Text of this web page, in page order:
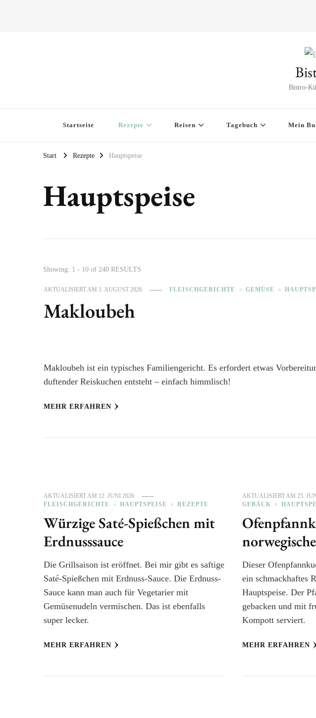
Bistro-
Startseite Rezepte Reisen Tagebuch Mein
Start Rezepte Hauptspeise
Hauptspeise
Showing: 1 - 10 of 240 RESULTS
AKTUALISIERT AM 1. AUGUST 2026 FLEISCHGERICHTE GEMÜSE
Makloubeh
Makloubeh ist ein typisches Familiengericht. Es erfordert etwas
duftender Reiskuchen entsteht – einfach himmlisch!
MEHR ERFAHREN
AKTUALISIERT AM 12. JUNI 2026
FLEISCHGERICHTE
HAUPTSPEISE REZEPTE
Würzige Saté-Spießchen mit
Erdnusssauce
Die Grillsaison ist eröffnet. Bei mir gibt es saftige
Saté-Spießchen mit Erdnuss-Sauce. Die Erdnuss-
Sauce kann man auch für Vegetarier mit
Gemüsenudeln vermischen. Das ist ebenfalls
super lecker.
MEHR ERFAHREN
AKTUALISIERT AM25.
GEBÄCK
Dieser
ein schmackhaftes
Hauptspeise. Der
gebacken und mit
Kompott serviert.
MEHR ERFAHREN